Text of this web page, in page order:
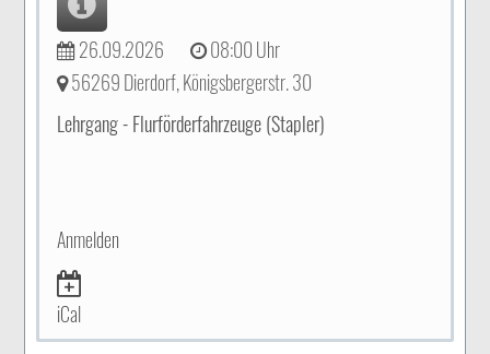
26.09.2026 08:00 Uhr
56269 Dierdorf, Königsbergerstr. 30
Lehrgang - Flurförderfahrzeuge (Stapler)
Anmelden
iCal